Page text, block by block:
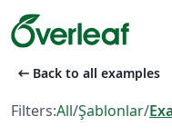
arrow_left_alt Back to all examples
Filters:All/Şablonlar/